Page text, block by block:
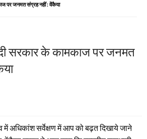
पर जनमत संग्रह नहीं : वेंकैया
सरकार के कामकाज पर जनमत
में अधिकांश सर्वेक्षण में आप को बढ़त दिखाये जाने